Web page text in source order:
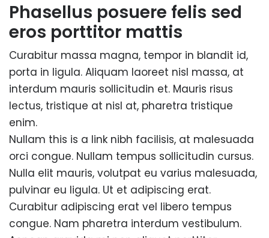
Phasellus posuere felis sed
eros porttitor mattis
Curabitur massa magna, tempor in blandit id,
porta in ligula. Aliquam laoreet nisl massa, at
interdum mauris sollicitudin et. Mauris risus
lectus, tristique at nisl at, pharetra tristique
enim.
Nullam this is a link nibh facilisis, at malesuada
orci congue. Nullam tempus sollicitudin cursus.
Nulla elit mauris, volutpat eu varius malesuada,
pulvinar eu ligula. Ut et adipiscing erat.
Curabitur adipiscing erat vel libero tempus
congue. Nam pharetra interdum vestibulum.